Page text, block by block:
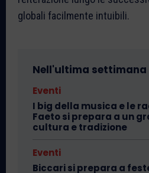
globali facilmente intuibili.
Nell'ultima settimana
Eventi
I big della musica e le
Faeto si prepara a un
cultura e tradizione
Eventi
Biccari si prepara a